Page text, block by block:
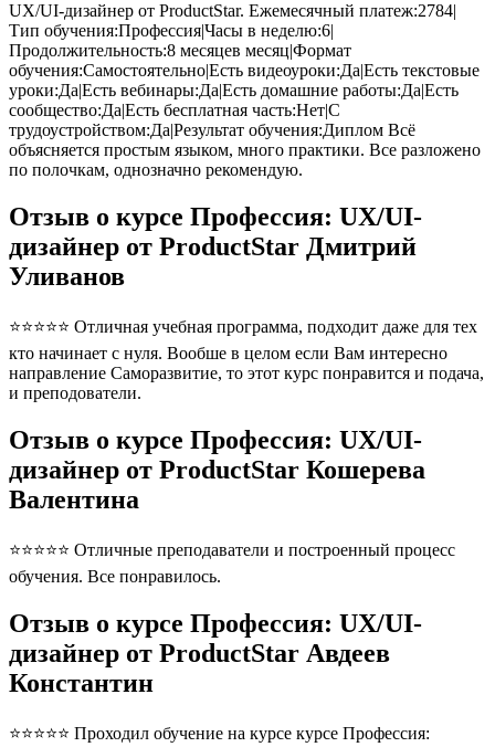
UX/UI-дизайнер от ProductStar. Ежемесячный платеж:2784|
Тип обучения:Профессия|Часы в неделю:6|
Продолжительность:8 месяцев месяц|Формат
обучения:Самостоятельно|Есть видеоуроки:Да|Есть текстовые
уроки:Да|Есть вебинары:Да|Есть домашние работы:Да|Есть
сообщество:Да|Есть бесплатная часть:Нет|С
трудоустройством:Да|Результат обучения:Диплом Всё
объясняется простым языком, много практики. Все разложено
по полочкам, однозначно рекомендую.
Отзыв о курсе Профессия: UX/UI-
дизайнер от ProductStar Дмитрий
Уливанов
⭐⭐⭐⭐⭐ Отличная учебная программа, подходит даже для тех
кто начинает с нуля. Вообше в целом если Вам интересно
направление Саморазвитие, то этот курс понравится и подача,
и преподователи.
Отзыв о курсе Профессия: UX/UI-
дизайнер от ProductStar Кошерева
Валентина
⭐⭐⭐⭐⭐ Отличные преподаватели и построенный процесс
обучения. Все понравилось.
Отзыв о курсе Профессия: UX/UI-
дизайнер от ProductStar Авдеев
Константин
⭐⭐⭐⭐⭐ Проходил обучение на курсе курсе Профессия: